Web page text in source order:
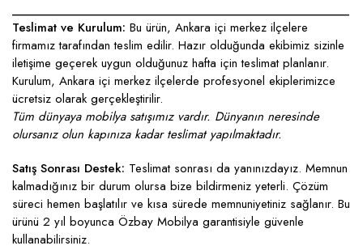
____________________________________________________
Teslimat ve Kurulum: Bu ürün, Ankara içi merkez ilçelere
firmamız tarafından teslim edilir. Hazır olduğunda ekibimiz sizinle
iletişime geçerek uygun olduğunuz hafta için teslimat planlanır.
Kurulum, Ankara içi merkez ilçelerde profesyonel ekiplerimizce
ücretsiz olarak gerçekleştirilir.
Tüm dünyaya mobilya satışımız vardır. Dünyanın neresinde
olursanız olun kapınıza kadar teslimat yapılmaktadır.
Satış Sonrası Destek: Teslimat sonrası da yanınızdayız. Memnun
kalmadığınız bir durum olursa bize bildirmeniz yeterli. Çözüm
süreci hemen başlatılır ve kısa sürede memnuniyetiniz sağlanır. Bu
ürünü 2 yıl boyunca Özbay Mobilya garantisiyle güvenle
kullanabilirsiniz.